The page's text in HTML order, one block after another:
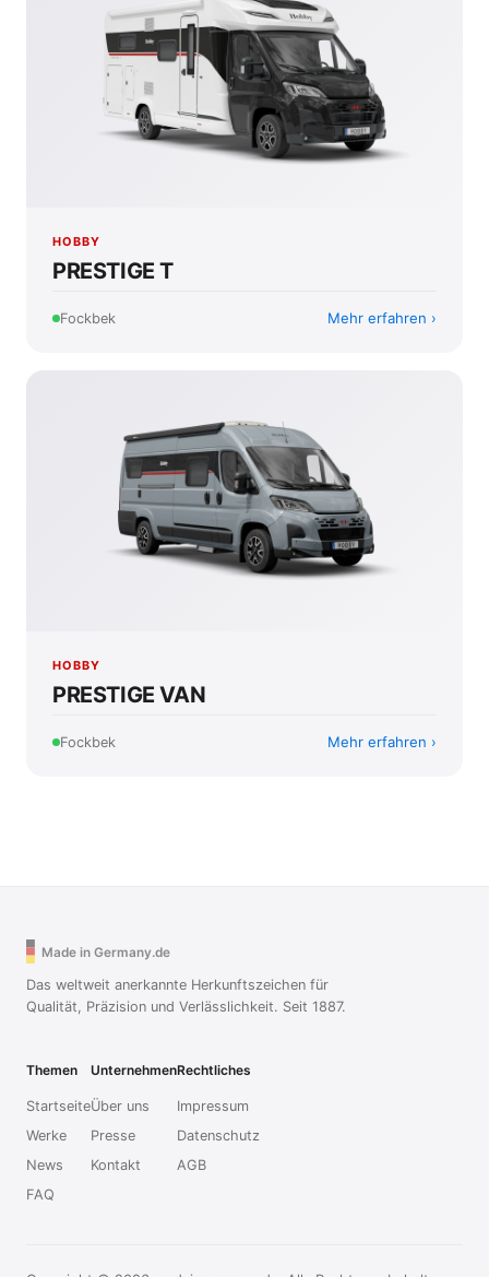
HOBBY
PRESTIGE T
Fockbek Mehr erfahren
HOBBY
PRESTIGE VAN
Fockbek Mehr erfahren
Made in Germany.de
Das weltweit anerkannte Herkunftszeichen für
Qualität, Präzision und Verlässlichkeit. Seit 1887.
Themen
Startseite
Werke
News
FAQ
Unternehmen
Über uns
Presse
Kontakt
Rechtliches
Impressum
Datenschutz
AGB